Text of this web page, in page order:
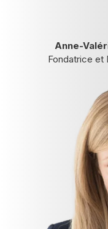
Anne-
Fondatrice et